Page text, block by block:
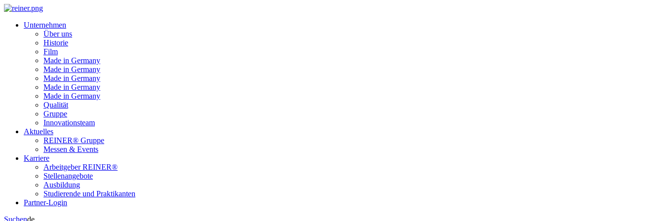
Unternehmen
Über uns
Historie
Film
Made in Germany
Made in Germany
Made in Germany
Made in Germany
Made in Germany
Qualität
Gruppe
Innovationsteam
Aktuelles
REINER® Gruppe
Messen & Events
Karriere
Arbeitgeber REINER®
Stellenangebote
Ausbildung
Studierende und Praktikanten
Partner-Login
Suchende